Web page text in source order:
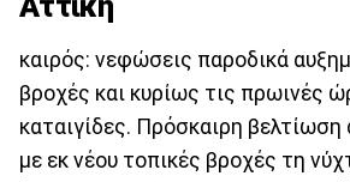
Aττική
καιρός: νεφώσεις παροδικά
βροχές και κυρίως τις πρωινές
καταιγίδες. Πρόσκαιρη
με εκ νέου τοπικές βροχές τη